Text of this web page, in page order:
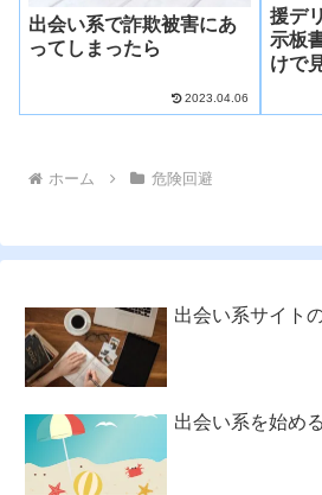
出会い系で詐欺被害にあ
ってしまったら
2023.04.06
援デ
示板
けで
ホーム 危険回避
出会い系サイト
出会い系を始め